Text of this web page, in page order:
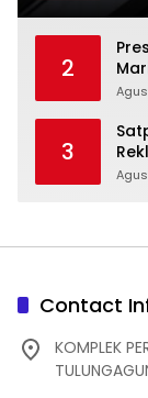
2
3
Contact
KOMPLEK